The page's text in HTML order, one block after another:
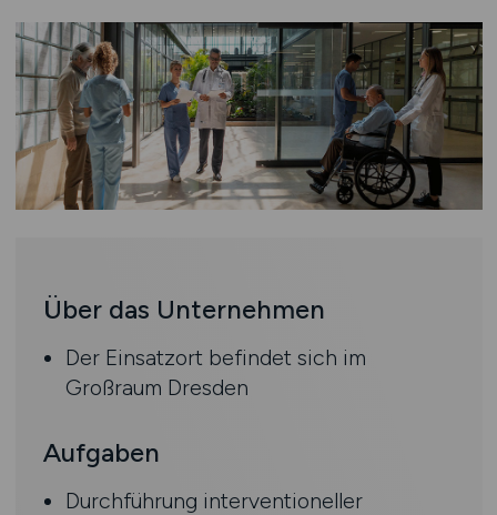
Über das Unternehmen
Der Einsatzort befindet sich im
Großraum Dresden
Aufgaben
Durchführung interventioneller